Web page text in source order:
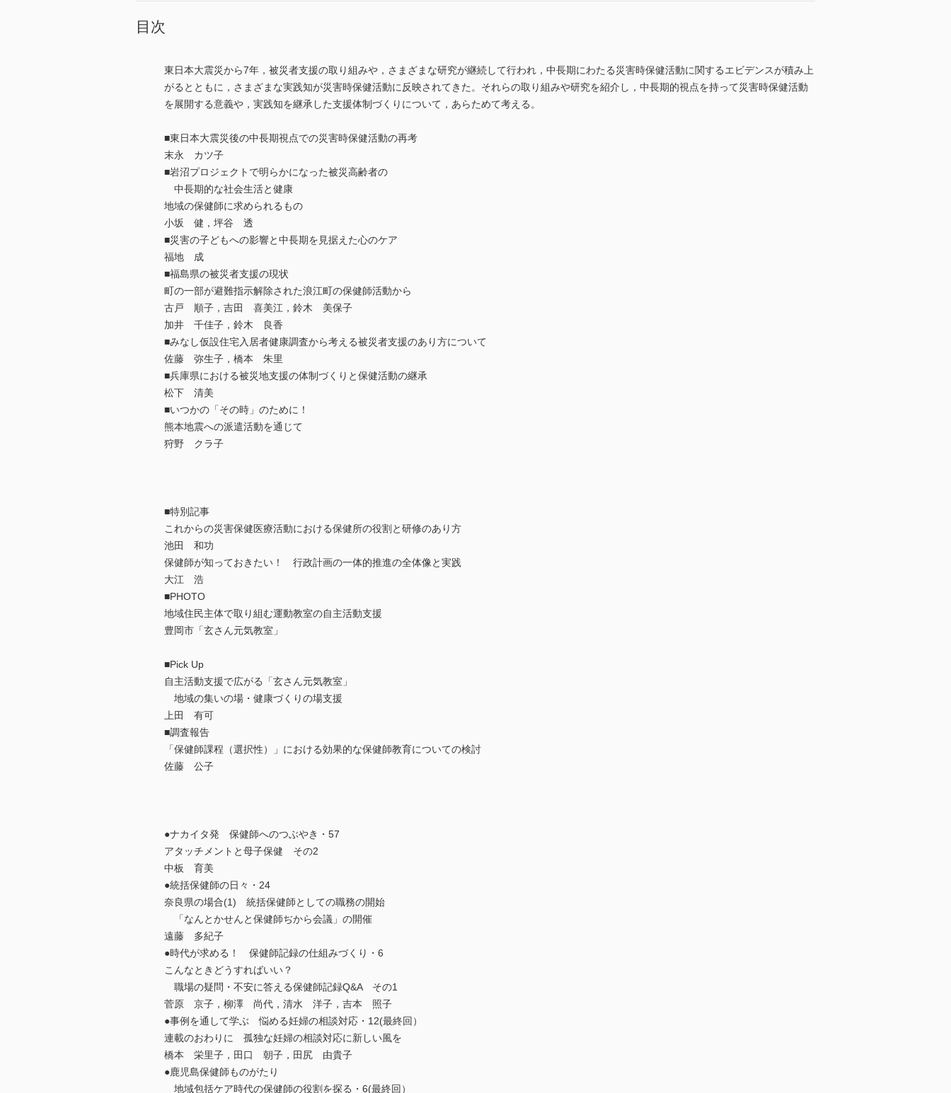
目次
東日本大震災から7年，被災者支援の取り組みや，さまざまな研究が継続して行われ，中長期にわたる災害時保健活動に関するエビデンスが積み上
がるとともに，さまざまな実践知が災害時保健活動に反映されてきた。それらの取り組みや研究を紹介し，中長期的視点を持って災害時保健活動
を展開する意義や，実践知を継承した支援体制づくりについて，あらためて考える。
■東日本大震災後の中長期視点での災害時保健活動の再考
末永 カツ子
■岩沼プロジェクトで明らかになった被災高齢者の
中長期的な社会生活と健康
地域の保健師に求められるもの
小坂 健，坪谷 透
■災害の子どもへの影響と中長期を見据えた心のケア
福地 成
■福島県の被災者支援の現状
町の一部が避難指示解除された浪江町の保健師活動から
古戸 順子，吉田 喜美江，鈴木 美保子
加井 千佳子，鈴木 良香
■みなし仮設住宅入居者健康調査から考える被災者支援のあり方について
佐藤 弥生子，橋本 朱里
■兵庫県における被災地支援の体制づくりと保健活動の継承
松下 清美
■いつかの「その時」のために！
熊本地震への派遣活動を通じて
狩野 クラ子
■特別記事
これからの災害保健医療活動における保健所の役割と研修のあり方
池田 和功
保健師が知っておきたい！ 行政計画の一体的推進の全体像と実践
大江 浩
■PHOTO
地域住民主体で取り組む運動教室の自主活動支援
豊岡市「玄さん元気教室」
■Pick Up
自主活動支援で広がる「玄さん元気教室」
地域の集いの場・健康づくりの場支援
上田 有可
■調査報告
「保健師課程（選択性）」における効果的な保健師教育についての検討
佐藤 公子
●ナカイタ発 保健師へのつぶやき・57
アタッチメントと母子保健 その2
中板 育美
●統括保健師の日々・24
奈良県の場合(1) 統括保健師としての職務の開始
「なんとかせんと保健師ぢから会議」の開催
遠藤 多紀子
●時代が求める！ 保健師記録の仕組みづくり・6
こんなときどうすればいい？
職場の疑問・不安に答える保健師記録Q&A その1
菅原 京子，柳澤 尚代，清水 洋子，吉本 照子
●事例を通して学ぶ 悩める妊婦の相談対応・12(最終回）
連載のおわりに 孤独な妊婦の相談対応に新しい風を
橋本 栄里子，田口 朝子，田尻 由貴子
●鹿児島保健師ものがたり
地域包括ケア時代の保健師の役割を探る・6(最終回）